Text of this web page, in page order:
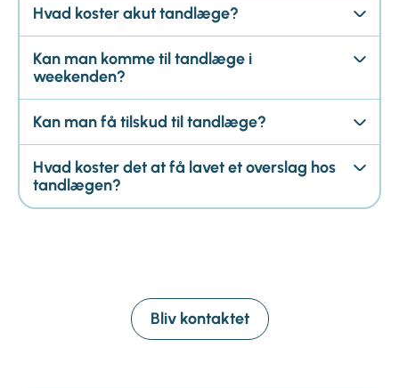
Hvad koster akut tandlæge?
Kan man komme til tandlæge i
weekenden?
Kan man få tilskud til tandlæge?
Hvad koster det at få lavet et overslag hos
tandlægen?
Bliv kontaktet